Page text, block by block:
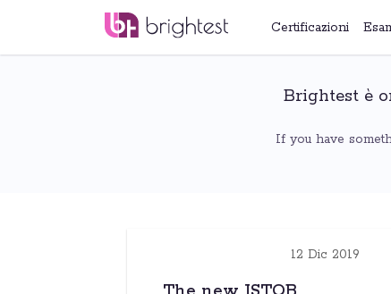
Certificazioni
Brightest è
If you have
12 Dic 2019